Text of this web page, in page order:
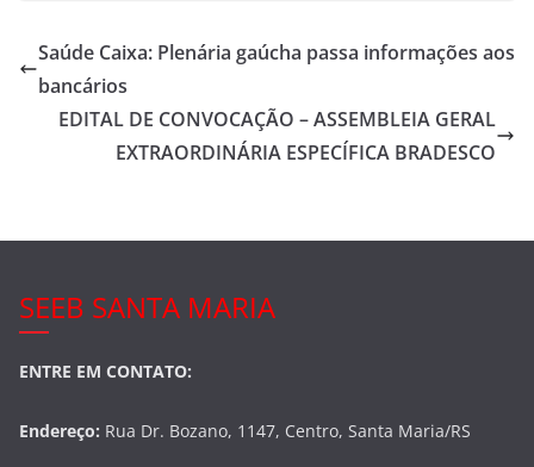
e
b
o
er e
Saúde Caixa: Plenária gaúcha passa informações aos
bancários
EDITAL DE CONVOCAÇÃO – ASSEMBLEIA GERAL
EXTRAORDINÁRIA ESPECÍFICA BRADESCO
SEEB SANTA MARIA
ENTRE EM CONTATO:
Endereço: Rua Dr. Bozano, 1147, Centro, Santa Maria/RS